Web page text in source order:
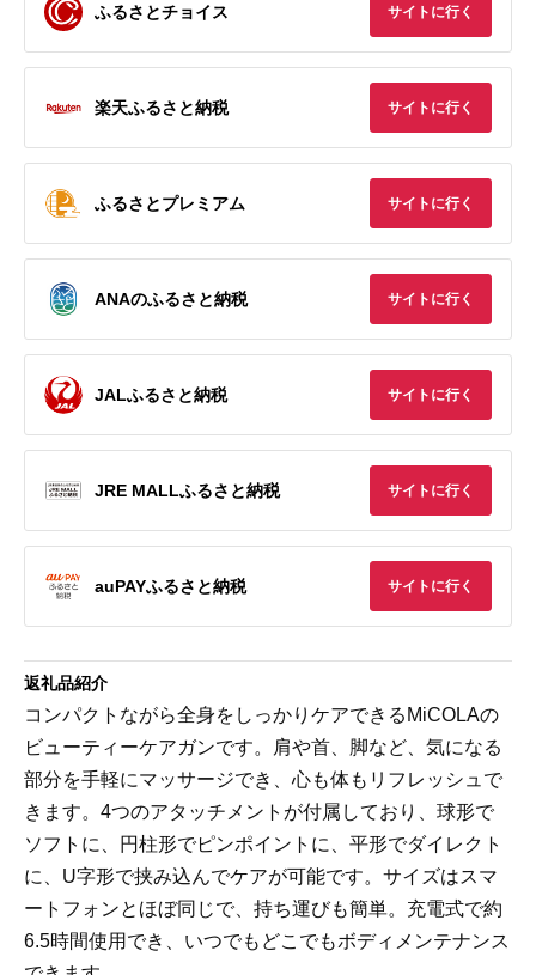
ふるさとチョイス サイトに行く
楽天ふるさと納税 サイトに行く
ふるさとプレミアム サイトに行く
ANAのふるさと納税 サイトに行く
JALふるさと納税 サイトに行く
JRE MALLふるさと納税 サイトに行く
auPAYふるさと納税 サイトに行く
返礼品紹介
コンパクトながら全身をしっかりケアできるMiCOLAの
ビューティーケアガンです。肩や首、脚など、気になる
部分を手軽にマッサージでき、心も体もリフレッシュで
きます。4つのアタッチメントが付属しており、球形で
ソフトに、円柱形でピンポイントに、平形でダイレクト
に、U字形で挟み込んでケアが可能です。サイズはスマ
ートフォンとほぼ同じで、持ち運びも簡単。充電式で約
6.5時間使用でき、いつでもどこでもボディメンテナンス